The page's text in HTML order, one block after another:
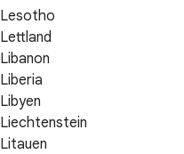
Lesotho
Lettland
Libanon
Liberia
Libyen
Liechtenstein
Litauen